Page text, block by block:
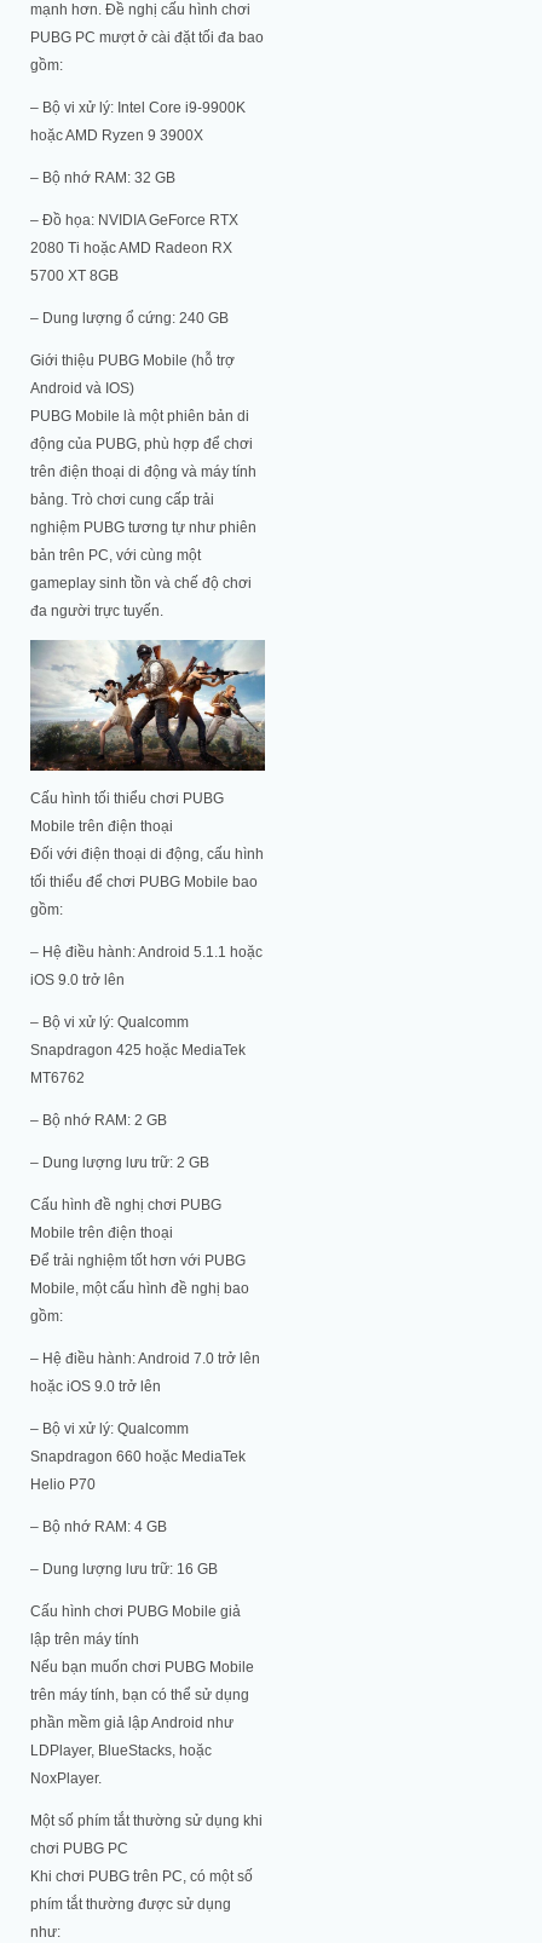
mạnh hơn. Đề nghị cấu hình chơi
PUBG PC mượt ở cài đặt tối đa bao
gồm:
– Bộ vi xử lý: Intel Core i9-9900K
hoặc AMD Ryzen 9 3900X
– Bộ nhớ RAM: 32 GB
– Đồ họa: NVIDIA GeForce RTX
2080 Ti hoặc AMD Radeon RX
5700 XT 8GB
– Dung lượng ổ cứng: 240 GB
Giới thiệu PUBG Mobile (hỗ trợ
Android và IOS)
PUBG Mobile là một phiên bản di
động của PUBG, phù hợp để chơi
trên điện thoại di động và máy tính
bảng. Trò chơi cung cấp trải
nghiệm PUBG tương tự như phiên
bản trên PC, với cùng một
gameplay sinh tồn và chế độ chơi
đa người trực tuyến.
Cấu hình tối thiểu chơi PUBG
Mobile trên điện thoại
Đối với điện thoại di động, cấu hình
tối thiểu để chơi PUBG Mobile bao
gồm:
– Hệ điều hành: Android 5.1.1 hoặc
iOS 9.0 trở lên
– Bộ vi xử lý: Qualcomm
Snapdragon 425 hoặc MediaTek
MT6762
– Bộ nhớ RAM: 2 GB
– Dung lượng lưu trữ: 2 GB
Cấu hình đề nghị chơi PUBG
Mobile trên điện thoại
Để trải nghiệm tốt hơn với PUBG
Mobile, một cấu hình đề nghị bao
gồm:
– Hệ điều hành: Android 7.0 trở lên
hoặc iOS 9.0 trở lên
– Bộ vi xử lý: Qualcomm
Snapdragon 660 hoặc MediaTek
Helio P70
– Bộ nhớ RAM: 4 GB
– Dung lượng lưu trữ: 16 GB
Cấu hình chơi PUBG Mobile giả
lập trên máy tính
Nếu bạn muốn chơi PUBG Mobile
trên máy tính, bạn có thể sử dụng
phần mềm giả lập Android như
LDPlayer, BlueStacks, hoặc
NoxPlayer.
Một số phím tắt thường sử dụng khi
chơi PUBG PC
Khi chơi PUBG trên PC, có một số
phím tắt thường được sử dụng
như: